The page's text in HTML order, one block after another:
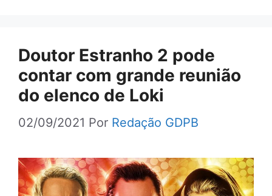
Doutor Estranho 2 pode
contar com grande reunião
do elenco de Loki
02/09/2021 Por Redação GDPB